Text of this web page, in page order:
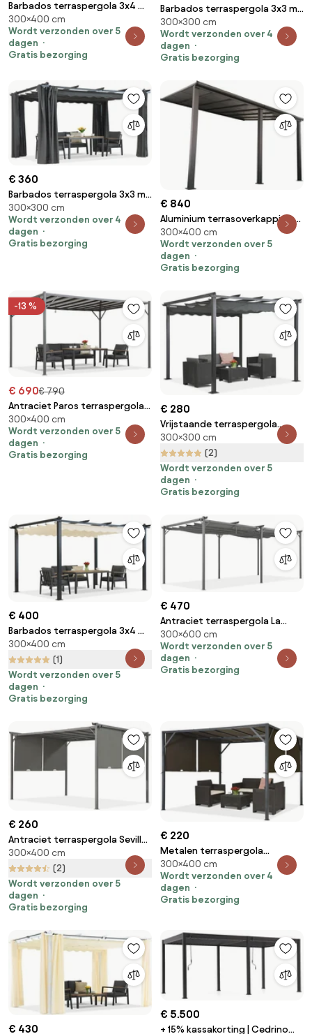
Barbados terraspergola 3x4 m
Garden Point wit en beige
300×400 cm
Wordt verzonden over 5
dagen
Gratis bezorging
Barbados terraspergola 3x3 m
Garden Point antraciet
300×300 cm
Wordt verzonden over 4
dagen
Gratis bezorging
€ 360
Barbados terraspergola 3x3 m
met Garden Point antraciet
gordijnen
300×300 cm
Wordt verzonden over 4
dagen
Gratis bezorging
€ 840
Aluminium terrasoverkapping 3
x 4 m Denver Garden Point
antraciet
300×400 cm
Wordt verzonden over 5
dagen
Gratis bezorging
-13 %
€ 690€ 790
Antraciet Paros terraspergola
3x4m met muggengaas
Tuinpunt
300×400 cm
Wordt verzonden over 5
dagen
Gratis bezorging
€ 280
Vrijstaande terraspergola
Tenerife 3 x 3m grijs Garden
Point
300×300 cm
(2)
Wordt verzonden over 5
dagen
Gratis bezorging
€ 400
Barbados terraspergola 3x4 m
Garden Point antraciet beige
300×400 cm
(1)
Wordt verzonden over 5
dagen
Gratis bezorging
€ 470
Antraciet terraspergola La
Palma 3 x 6m Garden Point
300×600 cm
Wordt verzonden over 5
dagen
Gratis bezorging
€ 260
Antraciet terraspergola Sevilla
3x4m Garden Point
300×400 cm
(2)
Wordt verzonden over 5
dagen
Gratis bezorging
€ 220
Metalen terraspergola
Santorini 3 x 4m bruin Garden
Point
300×400 cm
Wordt verzonden over 4
dagen
Gratis bezorging
€ 430
€ 5.500
+ 15% kassakorting | Cedrino